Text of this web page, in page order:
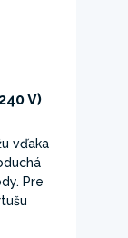
V)
vďaka
Pre